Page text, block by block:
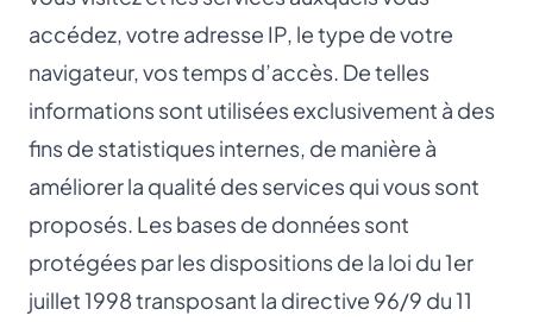
accédez, votre adresse IP, le type de votre
navigateur, vos temps d’accès. De telles
informations sont utilisées exclusivement à des
fins de statistiques internes, de manière à
améliorer la qualité des services qui vous sont
proposés. Les bases de données sont
protégées par les dispositions de la loi du 1er
juillet 1998 transposant la directive 96/9 du 11